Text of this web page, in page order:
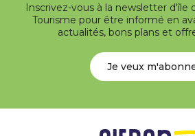
Inscrivez-vous à la newsletter d'île
Tourisme pour être informé en
actualités, bons plans et
Je veux